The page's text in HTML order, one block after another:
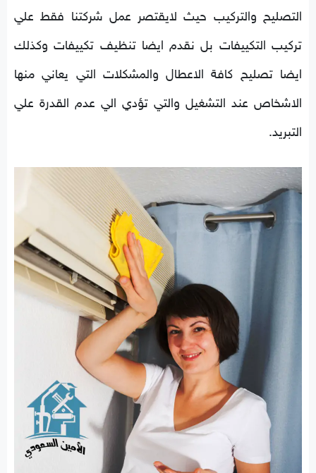
التصليح والتركيب حيث لايقتصر عمل شركتنا فقط علي
تركيب التكييفات بل نقدم ايضا تنظيف تكييفات وكذلك
ايضا تصليح كافة الاعطال والمشكلات التي يعاني منها
الاشخاص عند التشغيل والتي تؤدي الي عدم القدرة علي
التبريد.